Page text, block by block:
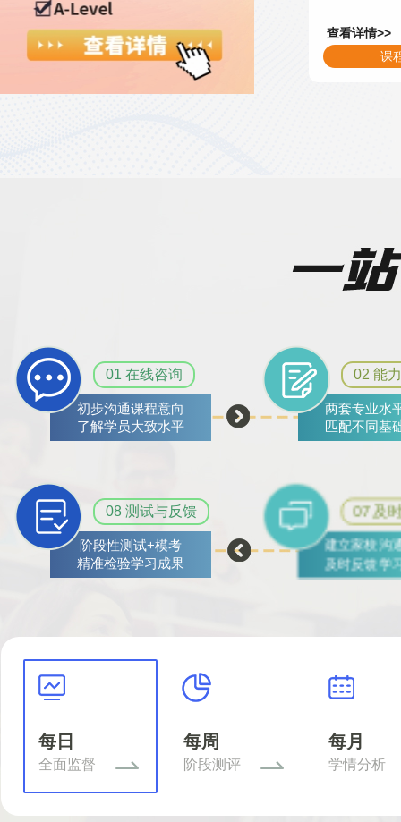
查看详情>>
课
01 在线咨询
初步沟通课程意向
了解学员大致水平
02 能
两套专业水
匹配不同基
08 测试与反馈
阶段性测试+模考
精准检验学习成果
07 及
建立家校
及时反馈学
每日
全面监督
每周
阶段测评
每月
学情分析